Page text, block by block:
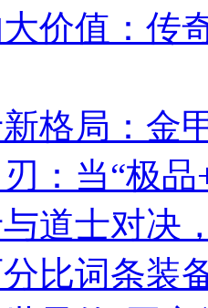
价值：传
格局：金
：当“极
道士对决
比词条装